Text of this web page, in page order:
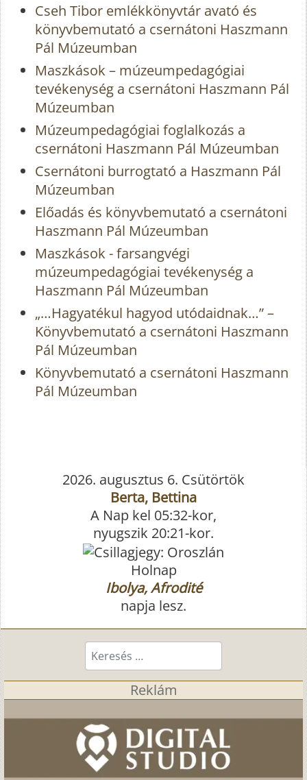
Cseh Tibor emlékkönyvtár avató és
könyvbemutató a csernátoni Haszmann
Pál Múzeumban
Maszkások – múzeumpedagógiai
tevékenység a csernátoni Haszmann Pál
Múzeumban
Múzeumpedagógiai foglalkozás a
csernátoni Haszmann Pál Múzeumban
Csernátoni burrogtató a Haszmann Pál
Múzeumban
Előadás és könyvbemutató a csernátoni
Haszmann Pál Múzeumban
Maszkások - farsangvégi
múzeumpedagógiai tevékenység a
Haszmann Pál Múzeumban
„…Hagyatékul hagyod utódaidnak…” –
Könyvbemutató a csernátoni Haszmann
Pál Múzeumban
Könyvbemutató a csernátoni Haszmann
Pál Múzeumban
2026. augusztus 6. Csütörtök
Berta, Bettina
A Nap kel 05:32-kor,
nyugszik 20:21-kor.
Holnap
Ibolya, Afrodité
napja lesz.
Keresés...
Reklám